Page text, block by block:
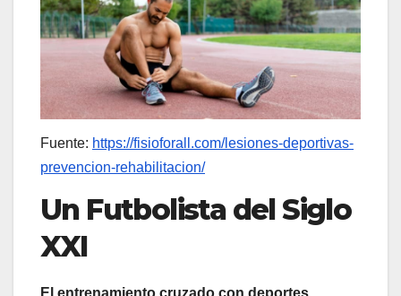
Fuente: https://fisioforall.com/lesiones-deportivas-
prevencion-rehabilitacion/
Un Futbolista del Siglo
XXI
El entrenamiento cruzado con deportes